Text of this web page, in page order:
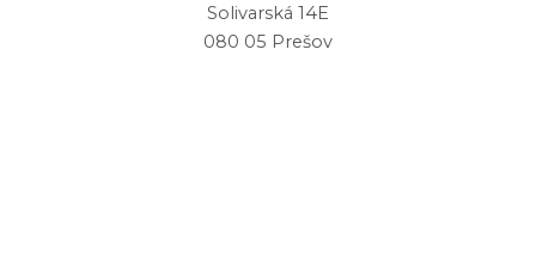
Solivarská 14E
080 05 Prešov